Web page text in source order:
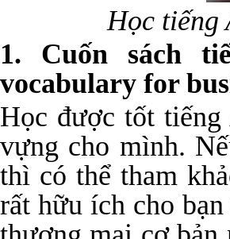
Học tiếng
1. Cuốn sách
vocabulary for
Học được tốt
vựng cho mình.
thì có thể tham
rất hữu ích cho